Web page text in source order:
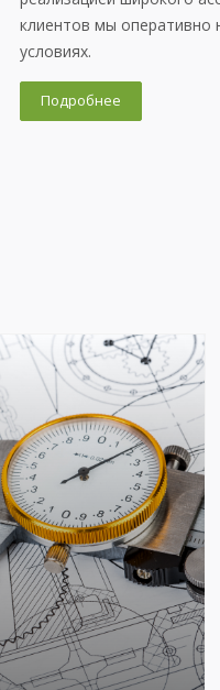
клиентов мы оперативно
условиях.
Подробнее